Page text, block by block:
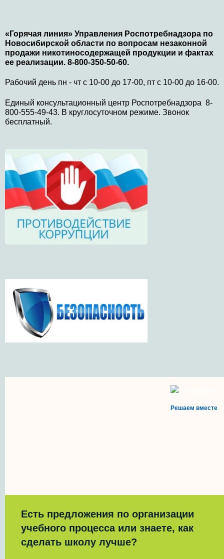
«Горячая линия» Управления Роспотребнадзора по
Новосибирской области по вопросам незаконной
продажи никотиносодержащей продукции и фактах
ее реализации. 8-800-350-50-60.
Рабочий день пн - чт с 10-00 до 17-00, пт с 10-00 до 16-00.
Единый консультационный центр Роспотребнадзора 8-
800-555-49-43. В круглосуточном режиме. Звонок
бесплатный.
Решаем вместе
Есть предложения по организации
учебного процесса или знаете, как
сделать школу лучше?